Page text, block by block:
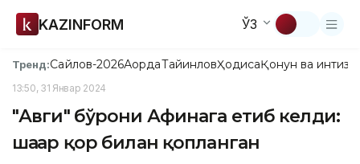
KAZINFORM ЎЗ
Тренд:Сайлов-2026АқордаТайинловҲодисаҚонун ва
13:50, 31 Январ 2024
"Авги" бўрони Афинага етиб келди:
шаҳар қор билан қопланган